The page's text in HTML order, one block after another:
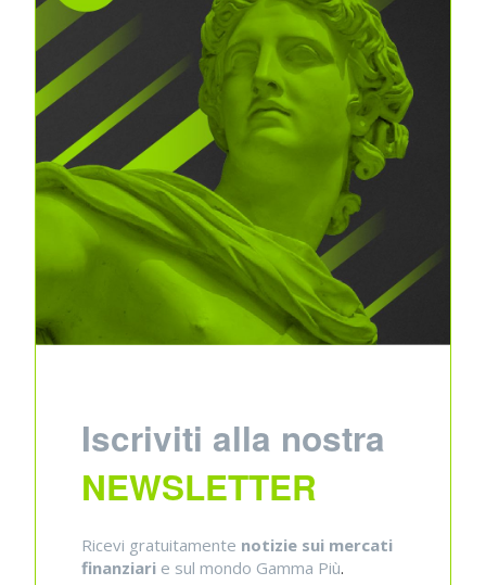
Iscriviti alla nostra
NEWSLETTER
Ricevi gratuitamente notizie sui mercati
finanziari e sul mondo Gamma Più.